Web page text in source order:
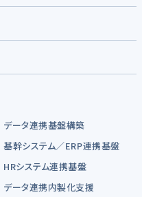
データ連携基盤構築
基幹システム／ERP連携基盤
HRシステム連携基盤
データ連携内製化支援